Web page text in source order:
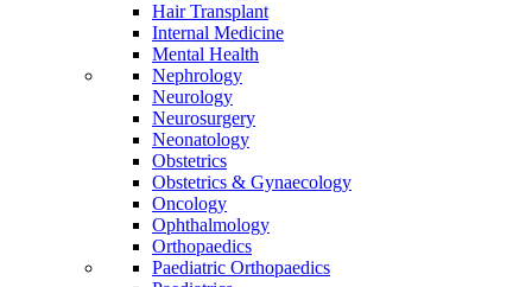
Hair Transplant
Internal Medicine
Mental Health
Nephrology
Neurology
Neurosurgery
Neonatology
Obstetrics
Obstetrics & Gynaecology
Oncology
Ophthalmology
Orthopaedics
Paediatric Orthopaedics